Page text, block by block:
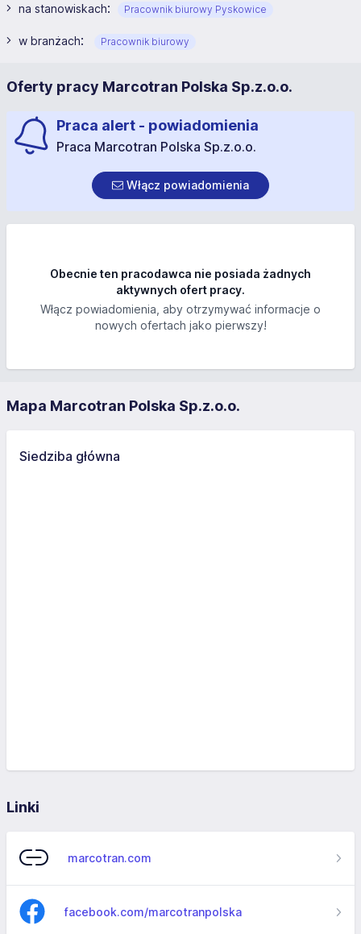
na stanowiskach: Pracownik biurowy Pyskowice
w branżach: Pracownik biurowy
Oferty pracy Marcotran Polska Sp.z.o.o.
Praca alert - powiadomienia
Praca Marcotran Polska Sp.z.o.o.
Włącz powiadomienia
Obecnie ten pracodawca nie posiada żadnych
aktywnych ofert pracy.
Włącz powiadomienia, aby otrzymywać informacje o
nowych ofertach jako pierwszy!
Mapa Marcotran Polska Sp.z.o.o.
Siedziba główna
Linki
marcotran.com
facebook.com/marcotranpolska